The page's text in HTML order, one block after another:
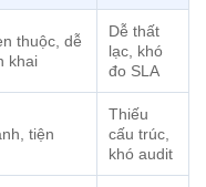
thuộc, dễ
khai
Dễ thất
lạc, khó
đo SLA
tiện
Thiếu
cấu trúc,
khó audit